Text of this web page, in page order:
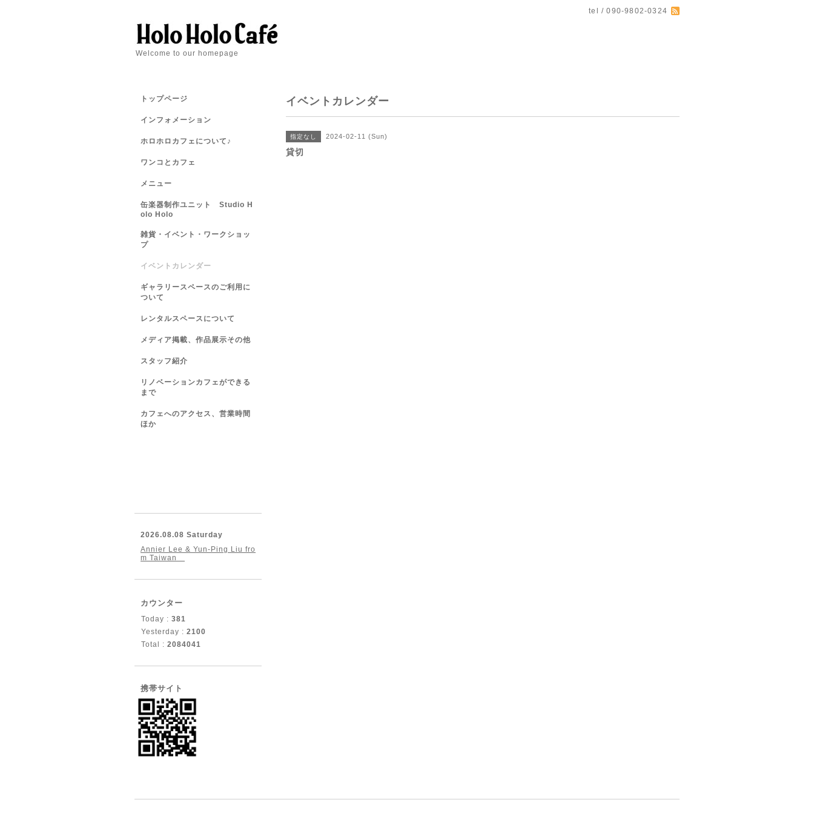
tel / 090-9802-0324
Welcome to our homepage
イベントカレンダー
指定なし 2024-02-11 (Sun)
貸切
トップページ
インフォメーション
ホロホロカフェについて♪
ワンコとカフェ
メニュー
缶楽器制作ユニット Studio H
olo Holo
雑貨・イベント・ワークショッ
プ
イベントカレンダー
ギャラリースペースのご利用に
ついて
レンタルスペースについて
メディア掲載、作品展示その他
スタッフ紹介
リノベーションカフェができる
まで
カフェへのアクセス、営業時間
ほか
2026.08.08 Saturday
Annier Lee & Yun-Ping Liu fro
m Taiwan
カウンター
Today : 381
Yesterday : 2100
Total : 2084041
携帯サイト